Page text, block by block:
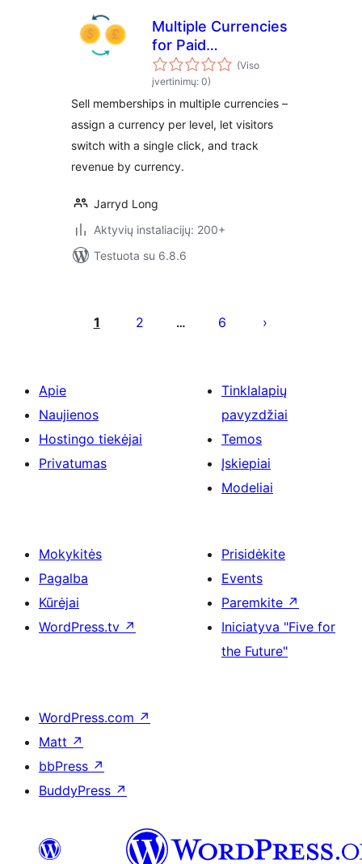
Multiple Currencies
for Paid
Memberships Pro
(Viso
įvertinimų: 0)
Sell memberships in multiple currencies –
assign a currency per level, let visitors
switch with a single click, and track
revenue by currency.
Jarryd Long
Aktyvių instaliacijų: 200+
Testuota su 6.8.6
puslapiavimas
1 2 … 6
Apie
Naujienos
Hostingo tiekėjai
Privatumas
Tinklalapių
pavyzdžiai
Temos
Įskiepiai
Modeliai
Mokykitės
Pagalba
Kūrėjai
WordPress.tv ↗
Prisidėkite
Events
Paremkite ↗
Iniciatyva "Five for
the Future"
WordPress.com ↗
Matt ↗
bbPress ↗
BuddyPress ↗